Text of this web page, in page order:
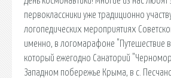
первоклассники уже традиционно
логопедических мероприятиях
именно, в логомарафоне "Путешествие
который ежегодно Санаторий
Западном побережье Крыма, в с.